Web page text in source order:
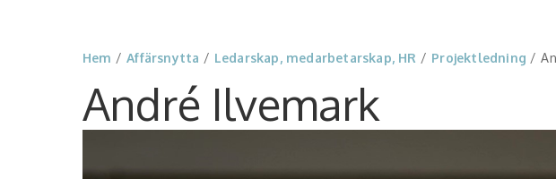
Hem /Affärsnytta / Ledarskap, medarbetarskap, HR / Projektledning /
André Ilvemark